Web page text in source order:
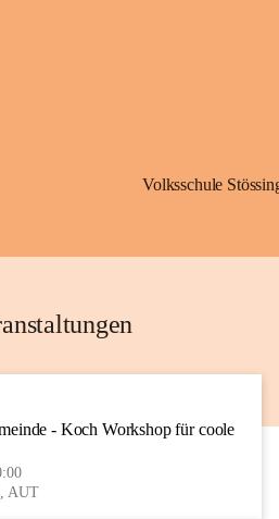
Volksschule
AUG
- Koch Workshop für coole
AUT